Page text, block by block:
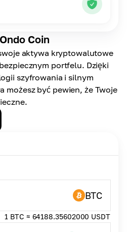
Coin
aktywa kryptowalutowe
portfelu. Dzięki
szyfrowania i silnym
możesz być pewien, że Twoje
BTC
1 BTC ≈ 64188.35602000 USDT